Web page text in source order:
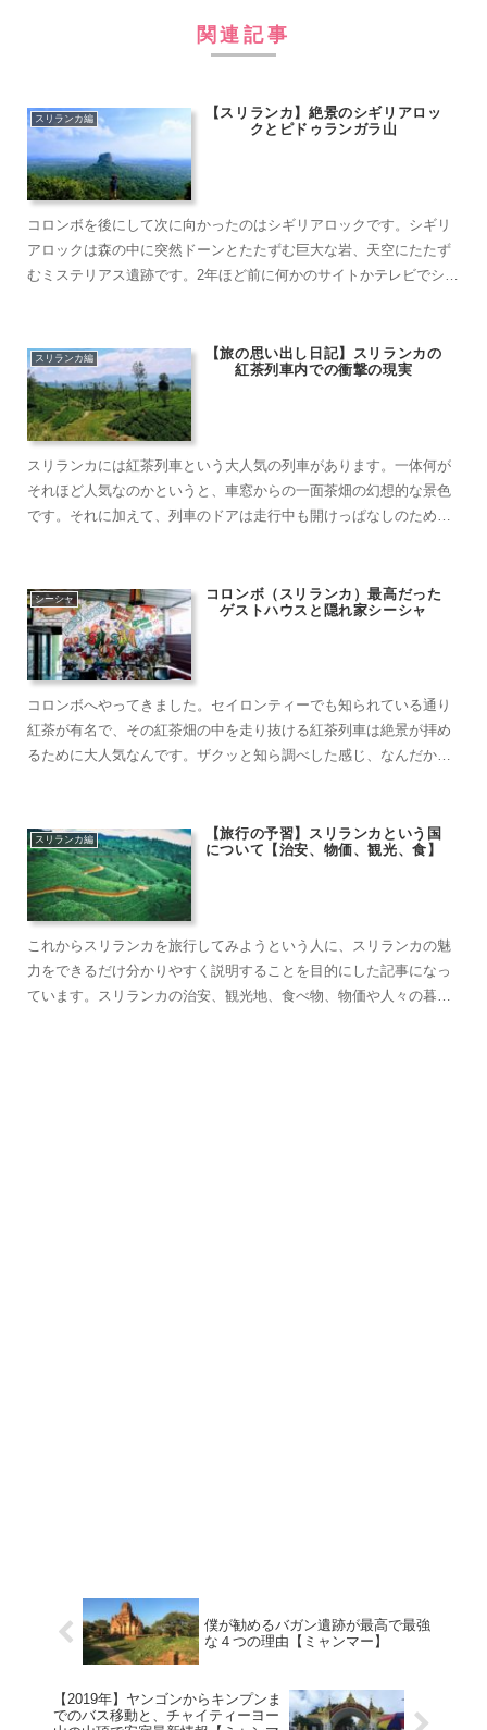
関連記事
スリランカ編
【スリランカ】絶景のシギリアロッ
クとピドゥランガラ山
コロンボを後にして次に向かったのはシギリアロックです。シギリ
アロックは森の中に突然ドーンとたたずむ巨大な岩、天空にたたず
むミステリアス遺跡です。2年ほど前に何かのサイトかテレビでシギ
スリランカ編
【旅の思い出し日記】スリランカの
紅茶列車内での衝撃の現実
スリランカには紅茶列車という大人気の列車があります。一体何が
それほど人気なのかというと、車窓からの一面茶畑の幻想的な景色
です。それに加えて、列車のドアは走行中も開けっぱなしのため、
な部分にフォーカ……
シーシャ
コロンボ（スリランカ）最高だった
ゲストハウスと隠れ家シーシャ
コロンボへやってきました。セイロンティーでも知られている通り
紅茶が有名で、その紅茶畑の中を走り抜ける紅茶列車は絶景が拝め
るために大人気なんです。ザクッと知ら調べした感じ、なんだかお
スリランカ編
【旅行の予習】スリランカという国
について【治安、物価、観光、食】
これからスリランカを旅行してみようという人に、スリランカの魅
力をできるだけ分かりやすく説明することを目的にした記事になっ
ています。スリランカの治安、観光地、食べ物、物価や人々の暮ら
僕が勧めるバガン遺跡が最高で最強
な４つの理由【ミャンマー】
【2019年】ヤンゴンからキンプンま
でのバス移動と、チャイティーヨー